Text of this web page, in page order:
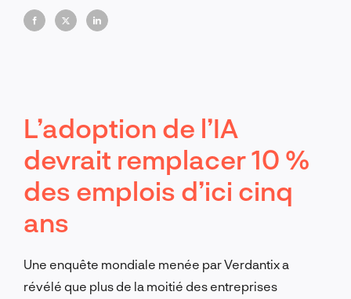
l'autonomie totale étant encore lointaine. Les
dirigeants doivent agir stratégiquement dès
L’adoption de l’IA
devrait remplacer 10 %
des emplois d’ici cinq
ans
Une enquête mondiale menée par Verdantix a
révélé que plus de la moitié des entreprises